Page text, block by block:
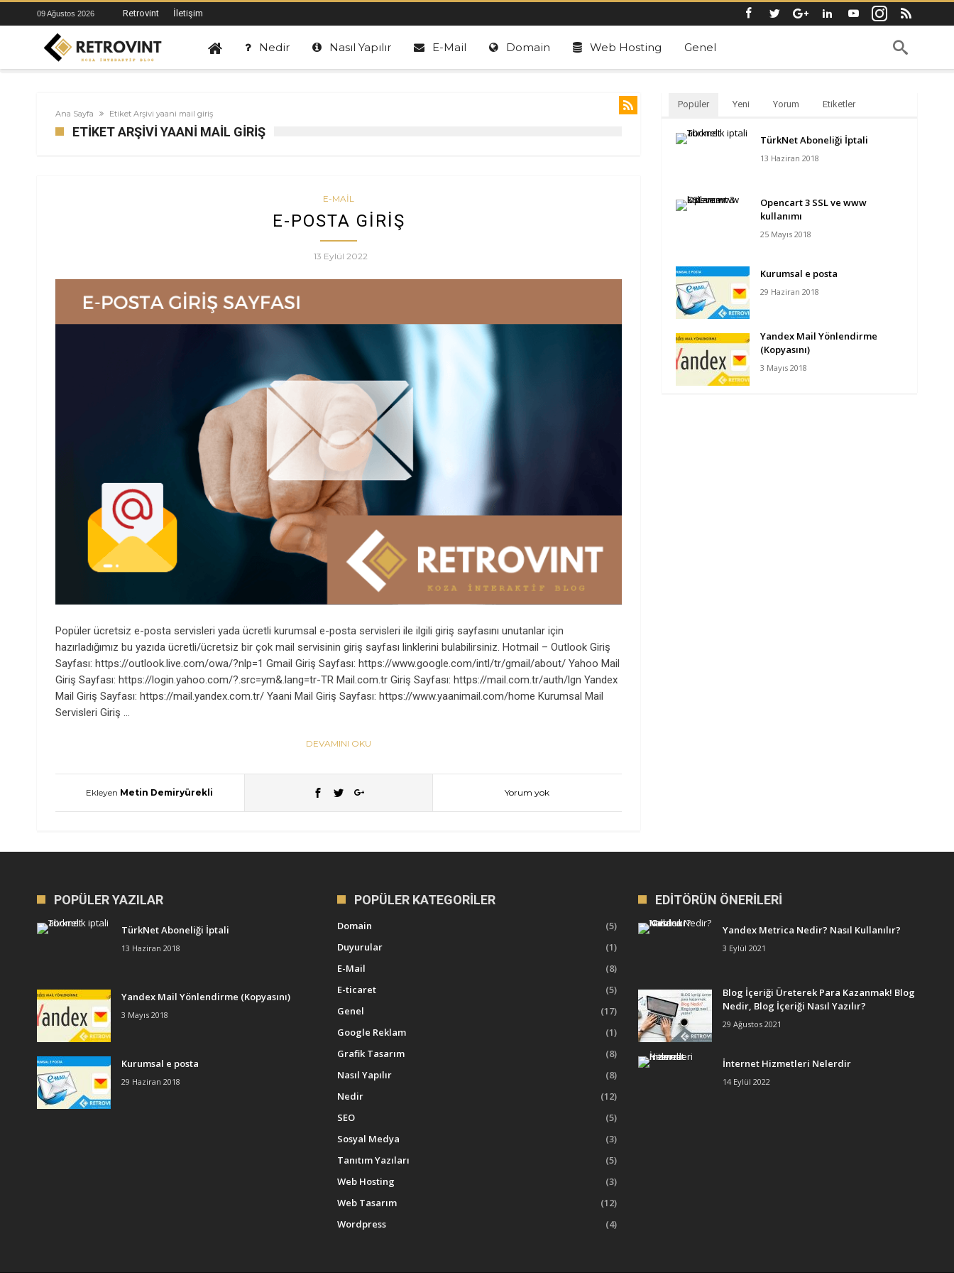
09 Ağustos 2026 Retrovint İletişim
Nedir Nasıl Yapılır E-Mail Domain Web Hosting Genel
Ana Sayfa Etiket Arşivi yaani mail giriş
ETIKET ARŞIVI YAANI MAIL GIRIŞ
E-MAIL
E-POSTA GIRIŞ
13 Eylül 2022
Popüler ücretsiz e-posta servisleri yada ücretli kurumsal e-posta servisleri ile ilgili giriş sayfasını unutanlar için
hazırladığımız bu yazıda ücretli/ücretsiz bir çok mail servisinin giriş sayfası linklerini bulabilirsiniz. Hotmail – Outlook Giriş
Sayfası: https://outlook.live.com/owa/?nlp=1 Gmail Giriş Sayfası: https://www.google.com/intl/tr/gmail/about/ Yahoo Mail
Giriş Sayfası: https://login.yahoo.com/?.src=ym&.lang=tr-TR Mail.com.tr Giriş Sayfası: https://mail.com.tr/auth/lgn Yandex
Mail Giriş Sayfası: https://mail.yandex.com.tr/ Yaani Mail Giriş Sayfası: https://www.yaanimail.com/home Kurumsal Mail
Servisleri Giriş …
DEVAMINI OKU
Ekleyen Metin Demiryürekli Yorum yok
Popüler Yeni Yorum Etiketler
TürkNet Aboneliği İptali
13 Haziran 2018
Opencart 3 SSL ve www
kullanımı
25 Mayıs 2018
Kurumsal e posta
29 Haziran 2018
Yandex Mail Yönlendirme
(Kopyasını)
3 Mayıs 2018
POPÜLER YAZILAR
TürkNet Aboneliği İptali
13 Haziran 2018
Yandex Mail Yönlendirme (Kopyasını)
3 Mayıs 2018
Kurumsal e posta
29 Haziran 2018
POPÜLER KATEGORILER
Domain
(5)
Duyurular
(1)
E-Mail
(8)
E-ticaret
(5)
Genel
(17)
Google Reklam
(1)
Grafik Tasarım
(8)
Nasıl Yapılır
(8)
Nedir
(12)
SEO
(5)
Sosyal Medya
(3)
Tanıtım Yazıları
(5)
Web Hosting
(3)
Web Tasarım
(12)
Wordpress
(4)
EDITÖRÜN ÖNERILERI
Yandex Metrica Nedir? Nasıl Kullanılır?
3 Eylül 2021
Blog İçeriği Üreterek Para Kazanmak! Blog
Nedir, Blog İçeriği Nasıl Yazılır?
29 Ağustos 2021
İnternet Hizmetleri Nelerdir
14 Eylül 2022